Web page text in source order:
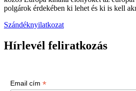
polgárok érdekében ki lehet és ki is kell
Szándéknyilatkozat
Hírlevél feliratkozás
Email cím *